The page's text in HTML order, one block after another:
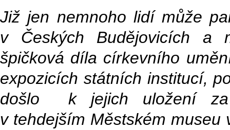
Již jen nemnoho lidí může
v Českých Budějovicích a
špičková díla církevního
expozicích státních institucí,
došlo k jejich uložení za
v tehdejším Městském